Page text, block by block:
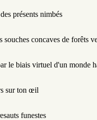
présents nimbés
souches concaves de forêts
le biais virtuel d'un monde
sur ton œil
funestes